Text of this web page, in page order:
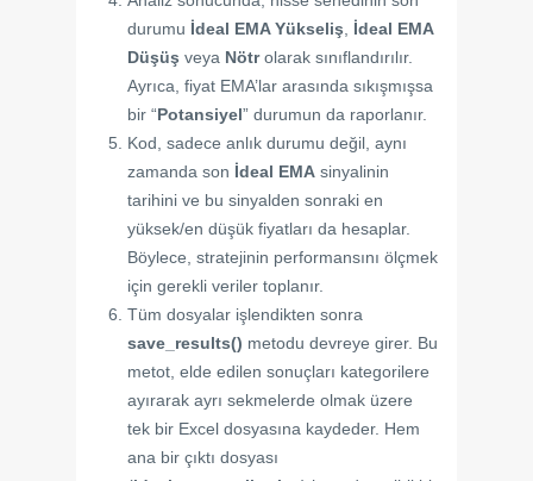
durumu İdeal EMA Yükseliş, İdeal EMA
Düşüş veya Nötrolarak sınıflandırılır.
Ayrıca, fiyat EMA’lar arasında sıkışmışsa
bir “Potansiyel” durumun da raporlanır.
Kod, sadece anlık durumu değil, aynı
zamanda son İdeal EMA sinyalinin
tarihini ve bu sinyalden sonraki en
yüksek/en düşük fiyatları da hesaplar.
Böylece, stratejinin performansını ölçmek
için gerekli veriler toplanır.
Tüm dosyalar işlendikten sonra
save_results() metodu devreye girer. Bu
metot, elde edilen sonuçları kategorilere
ayırarak ayrı sekmelerde olmak üzere
tek bir Excel dosyasına kaydeder. Hem
ana bir çıktı dosyası